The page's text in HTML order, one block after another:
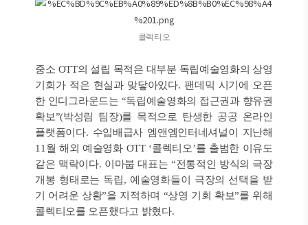
콜렉티오
중소 OTT의 설립 목적은 대부분 독립예술영화의 상영
기회가 적은 현실과 맞닿아있다. 팬데믹 시기에 오픈
한 인디그라운드는 “독립예술영화의 접근권과 향유권
확보”(박성림 팀장)를 목적으로 탄생한 공공 온라인
플랫폼이다. 수입배급사 엠앤엠인터네셔널이 지난해
11월 해외 예술영화 OTT ‘콜렉티오’를 출범한 이유도
같은 맥락이다. 이마붑 대표는 “전통적인 방식의 극장
개봉 형태로는 독립, 예술영화들이 극장의 선택을 받
기 어려운 상황”을 지적하며 “상영 기회 확보”를 위해
콜렉티오를 오픈했다고 밝혔다.